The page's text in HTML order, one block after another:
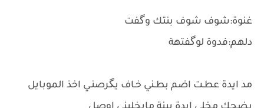
غنوة:شوف شوف بنتك وگفت
دلهم:فدوة لوگفتهة
مد ايدة عطـت اضم بطـني خـاف يگرصنـي اخذ الموبايل